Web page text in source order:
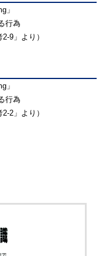
」
行為
9」より）
」
行為
2」より）